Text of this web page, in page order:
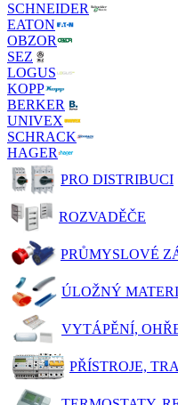
SCHNEIDER
EATON
OBZOR
SEZ
LOGUS
KOPP
BERKER
UNIVEX
SCHRACK
HAGER
PRO DISTRIBUCI
ROZVADĚČE
PRŮMYSLOVÉ
ÚLOŽNÝ
VYTÁPĚNÍ,
PŘÍSTROJE,